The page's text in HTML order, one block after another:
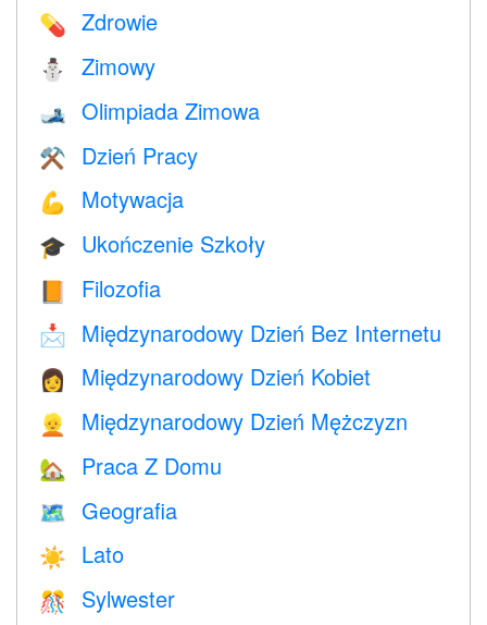
💊 Zdrowie
⛄ Zimowy
🎿 Olimpiada Zimowa
⚒️ Dzień Pracy
💪 Motywacja
🎓 Ukończenie Szkoły
📙 Filozofia
📩 Międzynarodowy Dzień Bez Internetu
👩 Międzynarodowy Dzień Kobiet
👱 Międzynarodowy Dzień Mężczyzn
🏡 Praca Z Domu
🗺 Geografia
☀️ Lato
🎊 Sylwester